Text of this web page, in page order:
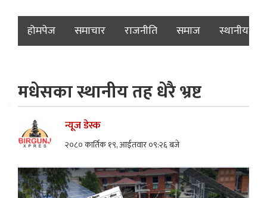
होमपेज समाचार राजनीति समाज स्थानीय
मधेसका स्थानीय तह धेरै भ्रष्ट
न्यूज डेस्क
२०८० कार्तिक १९, आईतवार ०९:२६ बजे